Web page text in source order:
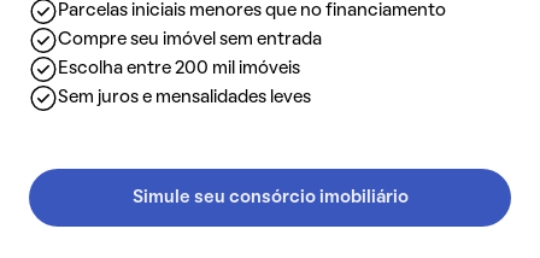
Parcelas iniciais menores que no financiamento
Compre seu imóvel sem entrada
Escolha entre 200 mil imóveis
Sem juros e mensalidades leves
Simule seu consórcio imobiliário